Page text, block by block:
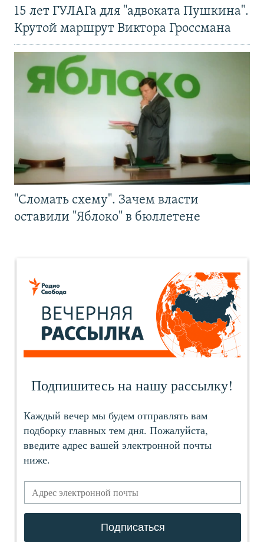
15 лет ГУЛАГа для "адвоката Пушкина".
Крутой маршрут Виктора Гроссмана
"Сломать схему". Зачем власти
оставили "Яблоко" в бюллетене